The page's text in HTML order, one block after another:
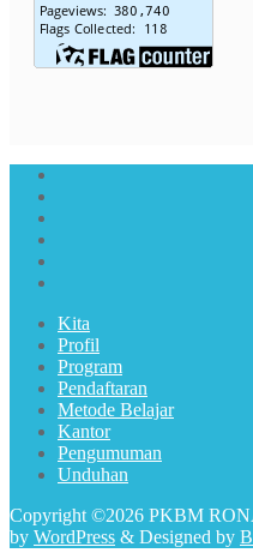
Kita
Profil
Program
Pendaftaran
Metode Belajar
Kantor
Pengumuman
Unduhan
Copyright ©2026 PKBM
by WordPress & Designed by